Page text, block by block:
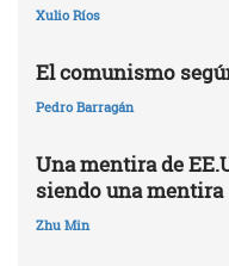
Xulio Ríos
El comunismo
Pedro Barragán
Una mentira de
siendo una mentira
Zhu Min